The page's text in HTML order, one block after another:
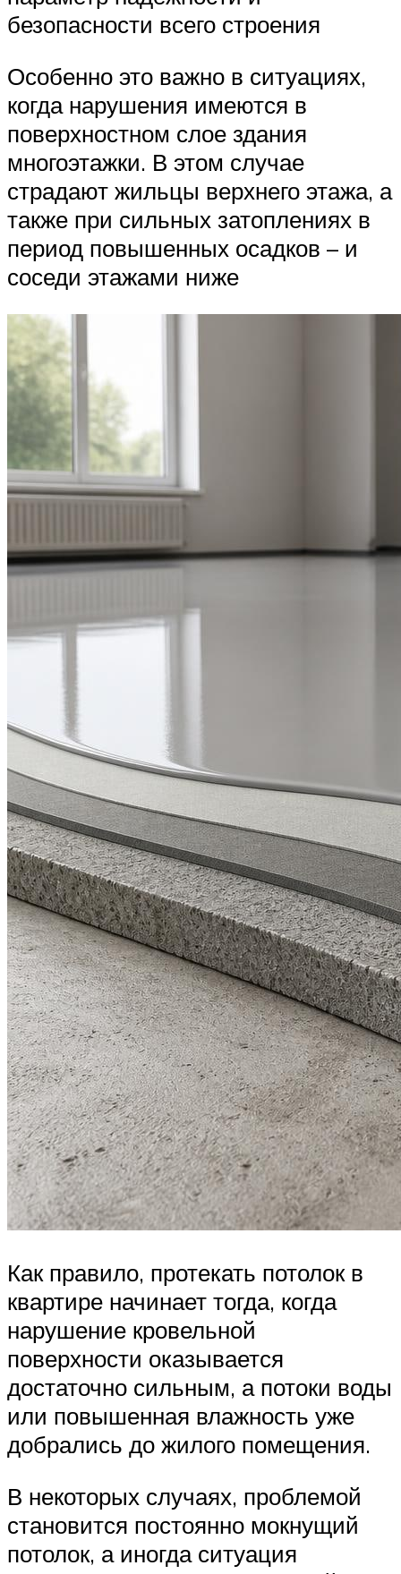
безопасности всего строения
Особенно это важно в ситуациях,
когда нарушения имеются в
поверхностном слое здания
многоэтажки. В этом случае
страдают жильцы верхнего этажа, а
также при сильных затоплениях в
период повышенных осадков – и
соседи этажами ниже
Как правило, протекать потолок в
квартире начинает тогда, когда
нарушение кровельной
поверхности оказывается
достаточно сильным, а потоки воды
или повышенная влажность уже
добрались до жилого помещения.
В некоторых случаях, проблемой
становится постоянно мокнущий
потолок, а иногда ситуация